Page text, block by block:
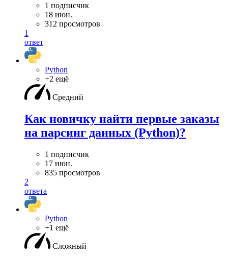
1 подписчик
18 июн.
312 просмотров
1
ответ
Python
+2 ещё
Средний
Как новичку найти первые заказы
на парсинг данных (Python)?
1 подписчик
17 июн.
835 просмотров
2
ответа
Python
+1 ещё
Сложный